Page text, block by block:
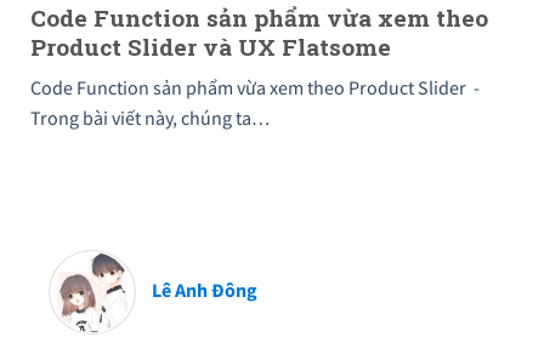
Code Function sản phẩm vừa xem theo
Product Slider và UX Flatsome
Code Function sản phẩm vừa xem theo Product Slider -
Trong bài viết này, chúng ta…
Lê Anh Đông